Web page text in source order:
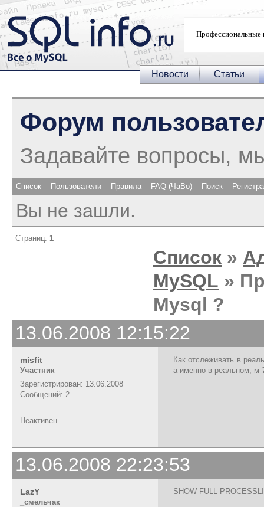
Профессиональные
Новости Статьи
Форум
Задавайте вопросы,
Список Пользователи Правила FAQ (ЧаВо) Поиск
Вы не зашли.
Страниц: 1
Список »
MySQL »
Mysql ?
13.06.2008 12:15:22
misfit
Участник
Зарегистрирован: 13.06.2008
Сообщений: 2
Как отслеживать в
а именно в реальном, м
Неактивен
13.06.2008 22:23:53
LazY
_cмельчак
SHOW FULL